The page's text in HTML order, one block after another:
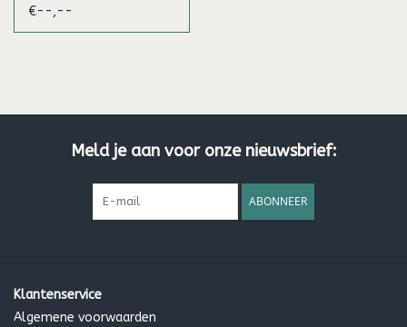
Wash
€--,--
Meld je aan voor onze nieuwsbrief:
ABONNEER
Klantenservice
Algemene voorwaarden